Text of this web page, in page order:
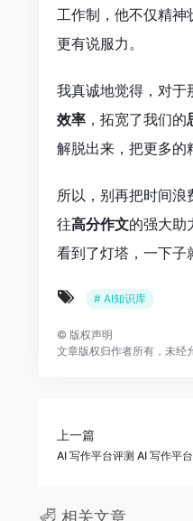
工作制，他不仅精神
更有说服力。
我真诚地觉得，对于
效率 ，拓宽了我们的
解脱出来，把更多
所以，别再把时间浪
往高分作文的强大助
看到了灯塔，一下子
# AI知识库
© 版权声明
文章版权归作者所有，未经
上一篇
AI 写作平台评测 AI 写作平
相关文章